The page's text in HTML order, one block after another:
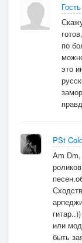
Гость
по
это
PSt
Am
или
быть